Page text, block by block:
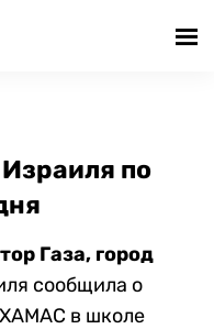
по
Газа, город
сообщила о
в школе